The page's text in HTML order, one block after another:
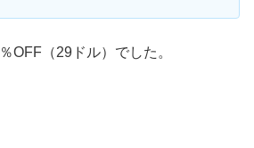
OFF（29ドル）でした。